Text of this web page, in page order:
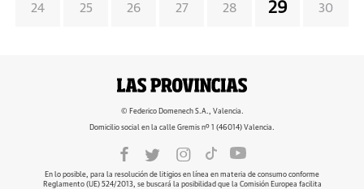
24 25 26 27 28 29 30
© Federico Domenech S.A., Valencia.
Domicilio social en la calle Gremis nº 1 (46014) Valencia.
En lo posible, para la resolución de litigios en línea en materia de consumo conforme
Reglamento (UE) 524/2013, se buscará la posibilidad que la Comisión Europea facilita